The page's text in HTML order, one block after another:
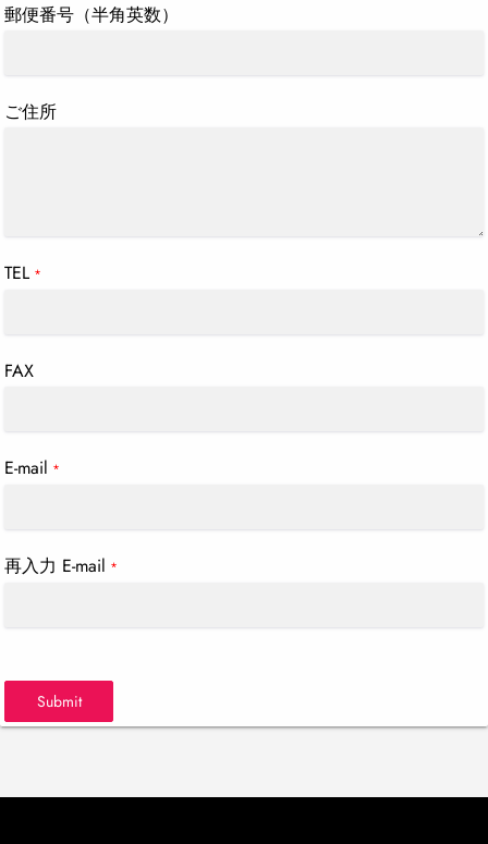
郵便番号（半角英数）
ご住所
TEL *
FAX
E-mail *
再入力 E-mail *
Submit